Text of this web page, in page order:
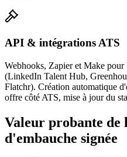
API & intégrations ATS
Webhooks, Zapier et Make
(LinkedIn Talent Hub,
Flatchr). Création automatique
offre côté ATS, mise à jour du
Valeur probante de
d'embauche signée